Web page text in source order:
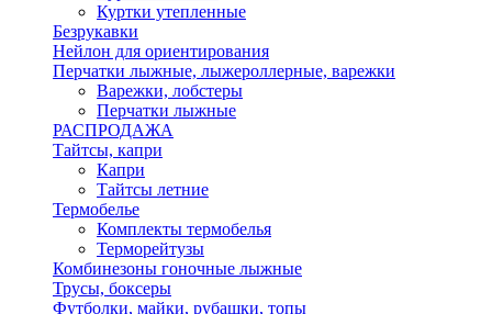
Куртки утепленные
Безрукавки
Нейлон для ориентирования
Перчатки лыжные, лыжероллерные, варежки
Варежки, лобстеры
Перчатки лыжные
РАСПРОДАЖА
Тайтсы, капри
Капри
Тайтсы летние
Термобелье
Комплекты термобелья
Терморейтузы
Комбинезоны гоночные лыжные
Трусы, боксеры
Футболки, майки, рубашки, топы